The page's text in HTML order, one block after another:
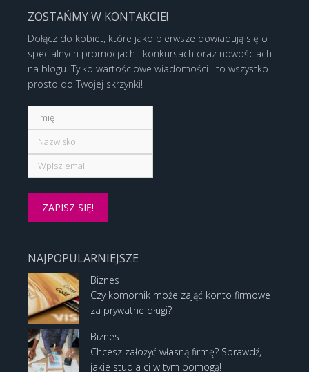
ZOSTAŃMY W KONTAKCIE!
Dołącz do kobiet, które jako pierwsze dowiadują się o
specjalnych promocjach i konkursach oraz nowościach
na blogu. Tylko wartościowe wiadomości i to wszystko
prosto do Twojej skrzynki!
NAJPOPULARNIEJSZE
Biznes
Czy komornik może zająć konto firmowe
za prywatne długi?
Biznes
Chcesz założyć własną firmę? Sprawdź,
jakie studia ci w tym pomogą!